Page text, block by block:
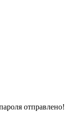
отправлено!